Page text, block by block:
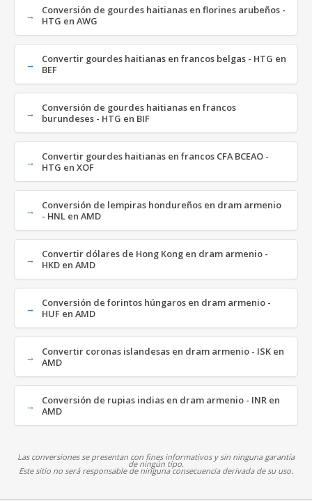
Conversión de gourdes haitianas en florines arubeños -
HTG en AWG
Convertir gourdes haitianas en francos belgas - HTG en
BEF
Conversión de gourdes haitianas en francos
burundeses - HTG en BIF
Convertir gourdes haitianas en francos CFA BCEAO -
HTG en XOF
Conversión de lempiras hondureños en dram armenio
- HNL en AMD
Convertir dólares de Hong Kong en dram armenio -
HKD en AMD
Conversión de forintos húngaros en dram armenio -
HUF en AMD
Convertir coronas islandesas en dram armenio - ISK en
AMD
Conversión de rupias indias en dram armenio - INR en
AMD
Las conversiones se presentan con fines informativos y sin ninguna garantía
de ningún tipo.
Este sitio no será responsable de ninguna consecuencia derivada de su uso.